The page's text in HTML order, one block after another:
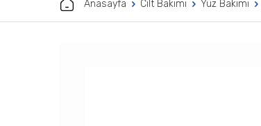
Anasayfa Cilt Bakımı Yüz Bakımı